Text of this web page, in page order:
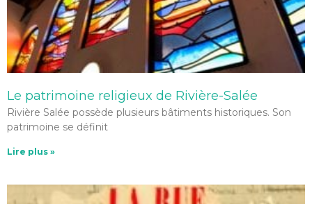
Le patrimoine religieux de Rivière-Salée
Rivière Salée possède plusieurs bâtiments historiques. Son
patrimoine se définit
Lire plus »